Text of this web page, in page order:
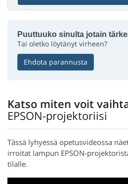
Puuttuuko sinulta jotain
Tai oletko löytänyt virheen?
Ehdota parannusta
Katso miten voit
EPSON-projektoriisi
Tässä lyhyessä opetusvideossa
irroitat lampun EPSON-
tilalle.